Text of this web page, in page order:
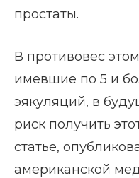
простаты.
В противовес
имевшие по 5 и
эякуляций, в
риск получить
статье,
американской